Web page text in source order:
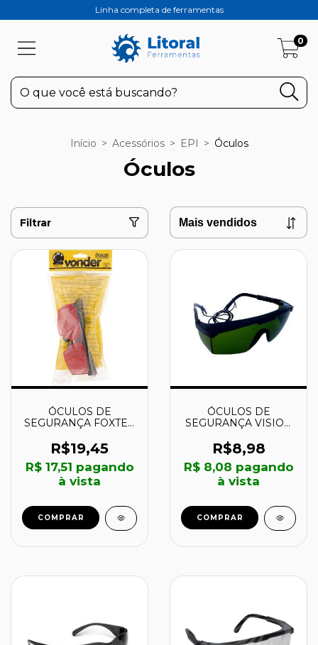
Linha completa de ferramentas
0
Início > Acessórios > EPI > Óculos
Óculos
Filtrar
ÓCULOS DE
SEGURANÇA FOXTER
7055150000 -
VONDER
R$19,45
R$ 17,51 pagando
à vista
COMPRAR
ÓCULOS DE
SEGURANÇA VISION
TRATAMENTO
ANTIRRISCO -
HB004003131 - 3M
R$8,98
R$ 8,08 pagando
à vista
COMPRAR